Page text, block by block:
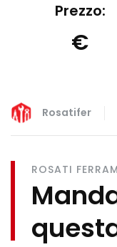
Prezzo:
€
Rosatifer
ROSATI